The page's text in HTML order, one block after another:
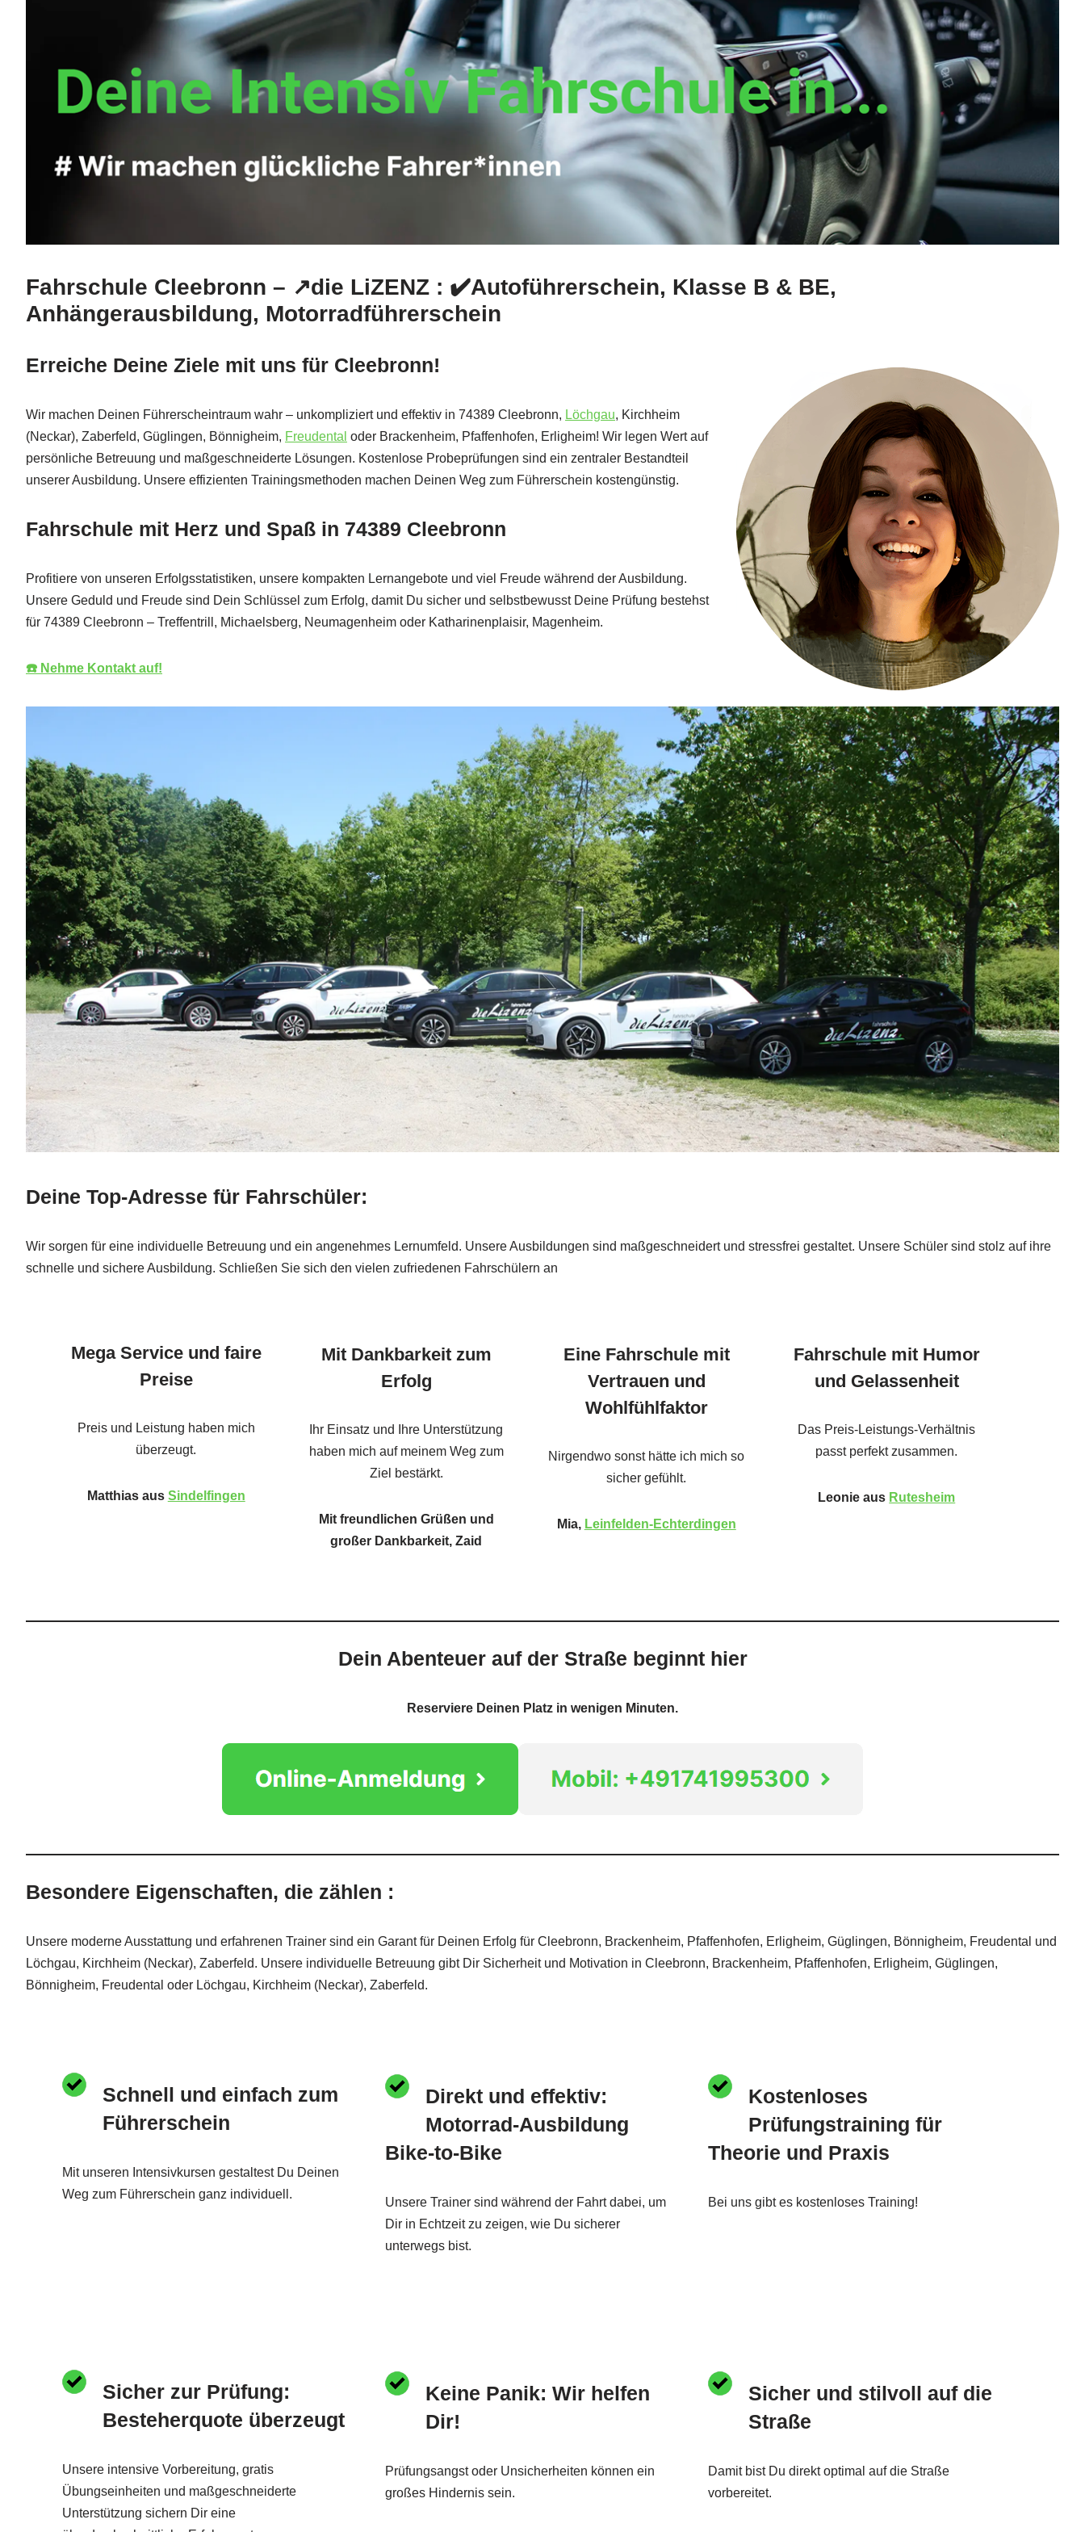
Fahrschule Cleebronn – ↗️die LiZENZ : ✔️Autoführerschein, Klasse B & BE,
Anhängerausbildung, Motorradführerschein
Erreiche Deine Ziele mit uns für Cleebronn!
Wir machen Deinen Führerscheintraum wahr – unkompliziert und effektiv in 74389 Cleebronn, Löchgau, Kirchheim
(Neckar), Zaberfeld, Güglingen, Bönnigheim, Freudental oder Brackenheim, Pfaffenhofen, Erligheim! Wir legen Wert auf
persönliche Betreuung und maßgeschneiderte Lösungen. Kostenlose Probeprüfungen sind ein zentraler Bestandteil
unserer Ausbildung. Unsere effizienten Trainingsmethoden machen Deinen Weg zum Führerschein kostengünstig.
Fahrschule mit Herz und Spaß in 74389 Cleebronn
Profitiere von unseren Erfolgsstatistiken, unsere kompakten Lernangebote und viel Freude während der Ausbildung.
Unsere Geduld und Freude sind Dein Schlüssel zum Erfolg, damit Du sicher und selbstbewusst Deine Prüfung bestehst
für 74389 Cleebronn – Treffentrill, Michaelsberg, Neumagenheim oder Katharinenplaisir, Magenheim.
☎️ Nehme Kontakt auf!
Deine Top-Adresse für Fahrschüler:
Wir sorgen für eine individuelle Betreuung und ein angenehmes Lernumfeld. Unsere Ausbildungen sind maßgeschneidert und stressfrei gestaltet. Unsere Schüler sind stolz auf ihre
schnelle und sichere Ausbildung. Schließen Sie sich den vielen zufriedenen Fahrschülern an
Mega Service und faire
Preise
Preis und Leistung haben mich
überzeugt.
Matthias aus Sindelfingen
Mit Dankbarkeit zum
Erfolg
Ihr Einsatz und Ihre Unterstützung
haben mich auf meinem Weg zum
Ziel bestärkt.
Mit freundlichen Grüßen und
großer Dankbarkeit, Zaid
Eine Fahrschule mit
Vertrauen und
Wohlfühlfaktor
Nirgendwo sonst hätte ich mich so
sicher gefühlt.
Mia, Leinfelden-Echterdingen
Fahrschule mit Humor
und Gelassenheit
Das Preis-Leistungs-Verhältnis
passt perfekt zusammen.
Leonie aus Rutesheim
Dein Abenteuer auf der Straße beginnt hier
Reserviere Deinen Platz in wenigen Minuten.
Besondere Eigenschaften, die zählen :
Unsere moderne Ausstattung und erfahrenen Trainer sind ein Garant für Deinen Erfolg für Cleebronn, Brackenheim, Pfaffenhofen, Erligheim, Güglingen, Bönnigheim, Freudental und
Löchgau, Kirchheim (Neckar), Zaberfeld. Unsere individuelle Betreuung gibt Dir Sicherheit und Motivation in Cleebronn, Brackenheim, Pfaffenhofen, Erligheim, Güglingen,
Bönnigheim, Freudental oder Löchgau, Kirchheim (Neckar), Zaberfeld.
Schnell und einfach zum
Führerschein
Mit unseren Intensivkursen gestaltest Du Deinen
Weg zum Führerschein ganz individuell.
Direkt und effektiv:
Motorrad-Ausbildung
Bike-to-Bike
Unsere Trainer sind während der Fahrt dabei, um
Dir in Echtzeit zu zeigen, wie Du sicherer
unterwegs bist.
Kostenloses
Prüfungstraining für
Theorie und Praxis
Bei uns gibt es kostenloses Training!
Sicher zur Prüfung:
Besteherquote überzeugt
Unsere intensive Vorbereitung, gratis
Übungseinheiten und maßgeschneiderte
Unterstützung sichern Dir eine
Keine Panik: Wir helfen
Dir!
Prüfungsangst oder Unsicherheiten können ein
großes Hindernis sein.
Sicher und stilvoll auf die
Straße
Damit bist Du direkt optimal auf die Straße
vorbereitet.